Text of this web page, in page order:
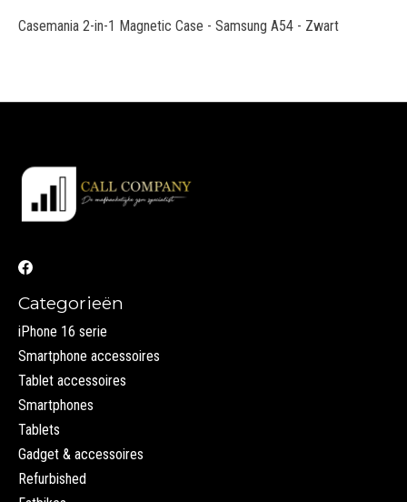
Casemania 2-in-1 Magnetic Case - Samsung A54 - Zwart
Categorieën
iPhone 16 serie
Smartphone accessoires
Tablet accessoires
Smartphones
Tablets
Gadget & accessoires
Refurbished